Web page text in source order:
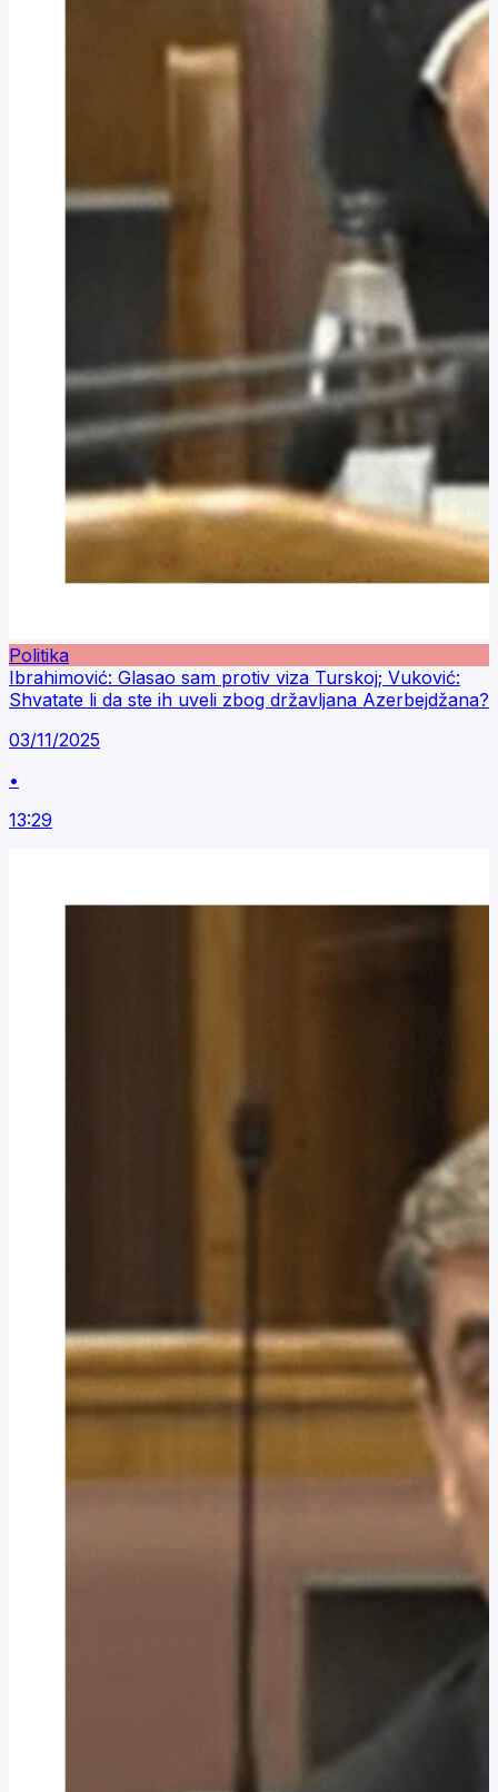
Politika
Ibrahimović: Glasao sam protiv viza Turskoj; Vuković:
Shvatate li da ste ih uveli zbog državljana Azerbejdžana?
03/11/2025
•
13:29